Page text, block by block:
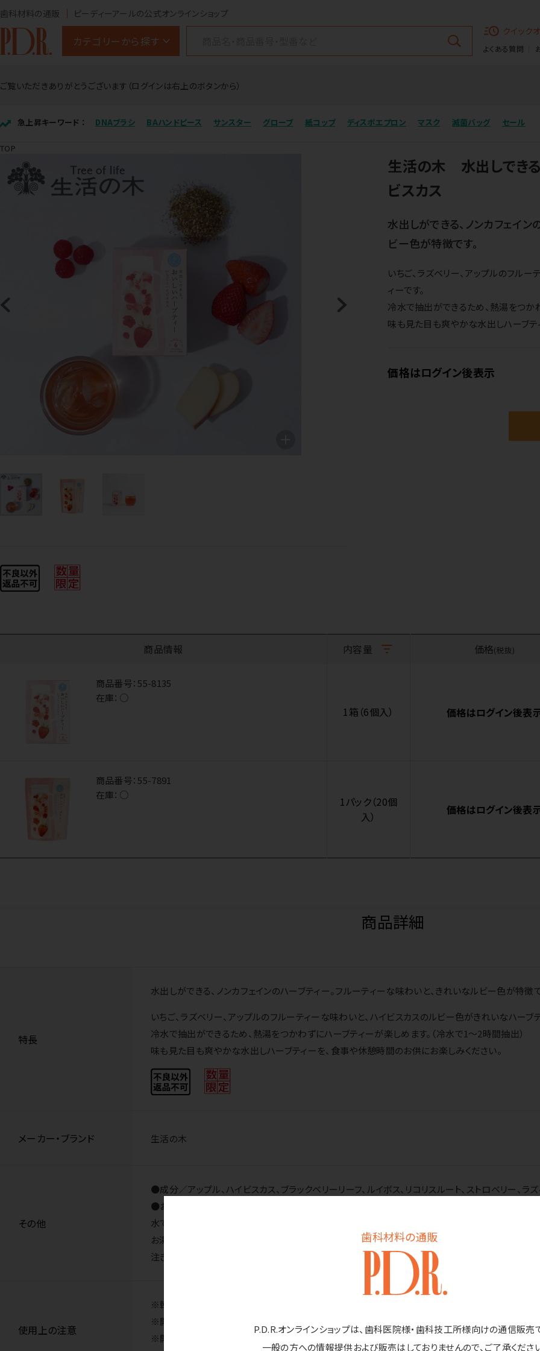
歯科材料の通販
P.D.R.オンラインショップは、歯科医院様・歯科技工所様向けの通信販売
一般の方への情報提供および販売はしておりませんので、ご了承くださ
歯科材料の通販 ピーディーアールの公式オンラインショップ
カテゴリーから探す
クイック
よくある質問
ご覧いただきありがとうございます（ログインは右上のボタンから）
急上昇キーワード ： DNAブラシ BAハンドピース サンスター グローブ 紙コップ ディスポエプロン マスク 滅菌バッグ セール
TOP
生活の木 水出しでき
ビスカス
水出しができる、ノンカフェイ
ビー色が特徴です。
いちご、ラズベリー、アップルのフル
ィーです。
冷水で抽出ができるため、熱湯をつか
味も見た目も爽やかな水出しハーブテ
価格はログイン後表示
商品情報 内容量 価格(税抜)
商品番号：55-8135
在庫： ○
1箱（6個入） 価格はログイン後表
商品番号：55-7891
在庫： ○
1パック（20個
入）
価格はログイン後表
商品詳細
特長
水出しができる、ノンカフェインのハーブティー。フルーティーな味わいと、きれいなルビー色が特徴で
いちご、ラズベリー、アップルのフルーティーな味わいと、ハイビスカスのルビー色がきれいなハーブテ
冷水で抽出ができるため、熱湯をつかわずにハーブティーが楽しめます。（冷水で1～2時間抽出）
味も見た目も爽やかな水出しハーブティーを、食事や休憩時間のお供にお楽しみください。
メーカー・ブランド 生活の木
その他
●成分／アップル、ハイビスカス、ブラックベリーリーフ、ルイボス、リコリスルート、ストロベリー、ラ
●お召し上がり方
水で抽出する場合：ティーサーバーなどにティーバッグを入れ、ティーバッグ1袋に対し400mlの水
お湯で抽出する場合：耐熱容器にティーバッグを入れ、沸騰させたお湯約200mlを注ぎ、5～6分
注ぎ入れ、冷やしてからお召し上がりください。
使用上の注意
※軽減税率対象商品です。
※開封後は密封し、冷蔵庫で保存してください。
※開封後は、お早めにお召し上がりください。